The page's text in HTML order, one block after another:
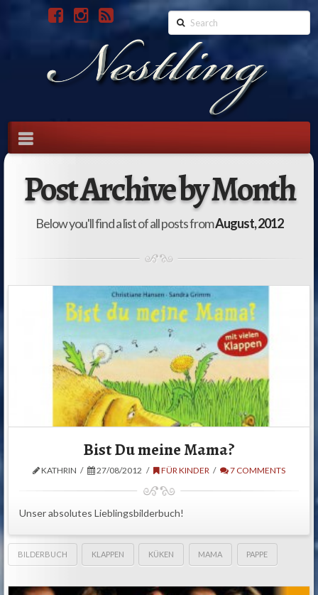
Search
Navigation
Post Archive by Month
Below you'll find a list of all posts fromAugust, 2012
Bist Du meine Mama?
KATHRIN 27/08/2012 FÜR KINDER 7 COMMENTS
Unser absolutes Lieblingsbilderbuch!
BILDERBUCH KLAPPEN KÜKEN MAMA PAPPE